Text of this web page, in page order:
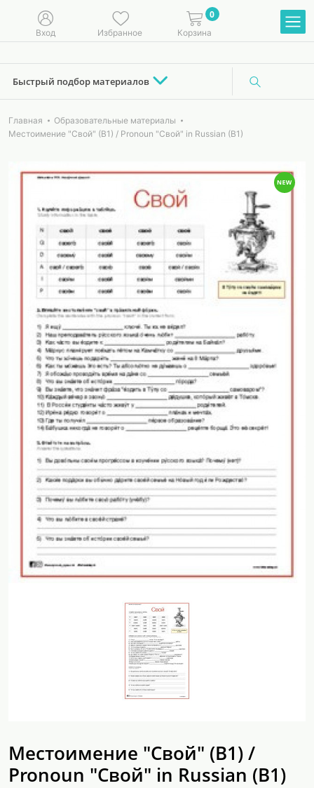
Вход Избранное
0
Корзина
Быстрый подбор материалов
Главная
Образовательные материалы
Местоимение "Свой" (В1) / Pronoun "Свой" in Russian (B1)
Местоимение "Свой" (В1) /
Pronoun "Свой" in Russian (B1)